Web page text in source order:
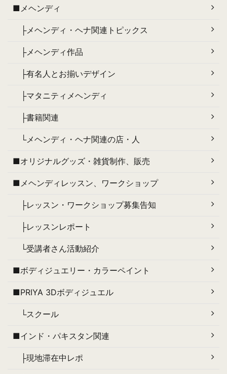
■メヘンディ
├メヘンディ・ヘナ関連トピックス
├メヘンディ作品
├有名人とお揃いデザイン
├マタニティメヘンディ
├書籍関連
└メヘンディ・ヘナ関連の店・人
■オリジナルグッズ・雑貨制作、販売
■メヘンディレッスン、ワークショップ
├レッスン・ワークショップ募集告知
├レッスンレポート
└受講者さん活動紹介
■ボディジュエリー・カラーペイント
■PRIYA 3Dボディジュエル
└スクール
■インド・パキスタン関連
├現地滞在中レポ